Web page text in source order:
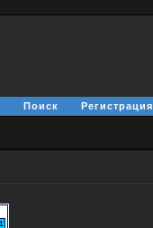
Поиск Регистрация